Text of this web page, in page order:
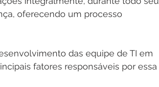
oferecendo um processo
das equipe de TI em
fatores responsáveis por essa